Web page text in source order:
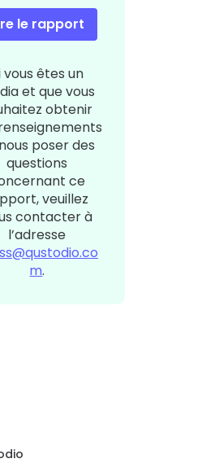
le rapport
vous êtes un
et que vous
obtenir
poser des
questions
ce
veuillez
contacter à
l’adresse
m.